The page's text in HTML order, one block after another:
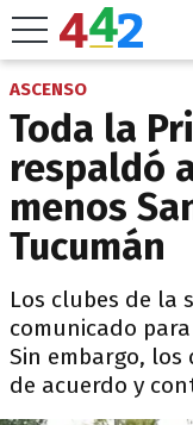
ASCENSO
Toda la
respaldó
menos
Tucumán
Los clubes de la
comunicado
Sin embargo,
de acuerdo y